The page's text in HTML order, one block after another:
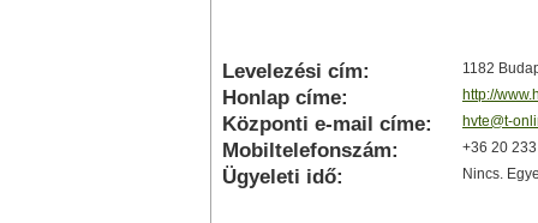
Levelezési cím: 1182
Honlap címe: http://
Központi e-mail címe: hvte@t-
Mobiltelefonszám: +36 20
Ügyeleti idő: Nincs.